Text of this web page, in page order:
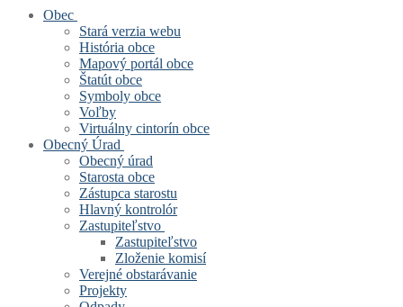
Obec
Stará verzia webu
História obce
Mapový portál obce
Štatút obce
Symboly obce
Voľby
Virtuálny cintorín obce
Obecný Úrad
Obecný úrad
Starosta obce
Zástupca starostu
Hlavný kontrolór
Zastupiteľstvo
Zastupiteľstvo
Zloženie komisí
Verejné obstarávanie
Projekty